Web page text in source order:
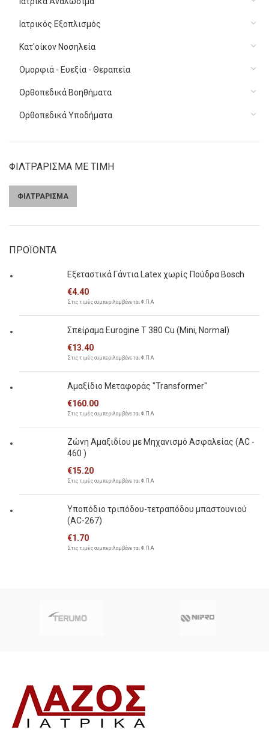
Ιατρικός Εξοπλισμός
Κατ'οίκον Νοσηλεία
Ομορφιά - Ευεξία - Θεραπεία
Ορθοπεδικά Βοηθήματα
Ορθοπεδικά Υποδήματα
ΦΙΛΤΡΑΡΙΣΜΑ ΜΕ ΤΙΜΗ
Ελάχιστη
Μέγιστη
ΦΙΛΤΡΑΡΙΣΜΑ
ΠΡΟΪΟΝΤΑ
Εξεταστικά Γάντια Latex χωρίς Πούδρα Bosch
€4.40
Στις τιμές συμπεριλαμβάνεται Φ.Π.Α
Σπείραμα Eurogine Τ 380 Cu (Mini, Normal)
€13.40
Στις τιμές συμπεριλαμβάνεται Φ.Π.Α
Αμαξίδιο Μεταφοράς "Transformer"
€160.00
Στις τιμές συμπεριλαμβάνεται Φ.Π.Α
Ζώνη Αμαξιδίου με Μηχανισμό Ασφαλείας (AC -
460 )
€15.20
Στις τιμές συμπεριλαμβάνεται Φ.Π.Α
Υποπόδιο τριπόδου-τετραπόδου μπαστουνιού
(AC-267)
€1.70
Στις τιμές συμπεριλαμβάνεται Φ.Π.Α